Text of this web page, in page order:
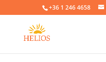
+36 1 246 4658